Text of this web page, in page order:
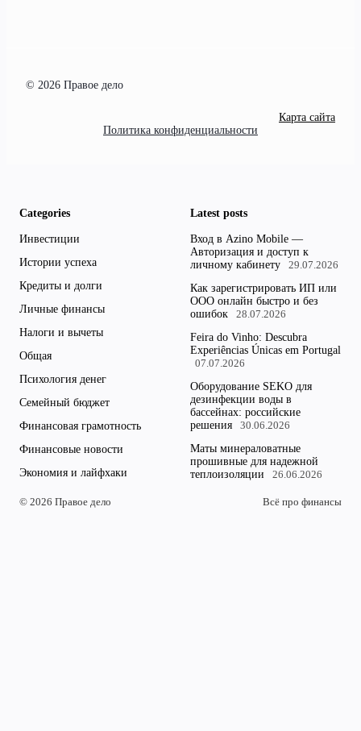
© 2026 Правое дело
Карта сайта
Политика конфиденциальности
Categories
Инвестиции
Истории успеха
Кредиты и долги
Личные финансы
Налоги и вычеты
Общая
Психология денег
Семейный бюджет
Финансовая грамотность
Финансовые новости
Экономия и лайфхаки
Latest posts
Вход в Azino Mobile —
Авторизация и доступ к
личному кабинету
29.07.2026
Как зарегистрировать ИП или
ООО онлайн быстро и без
ошибок
28.07.2026
Feira do Vinho: Descubra
Experiências Únicas em Portugal
07.07.2026
Оборудование SEKO для
дезинфекции воды в
бассейнах: российские
решения
30.06.2026
Маты минераловатные
прошивные для надежной
теплоизоляции
26.06.2026
© 2026 Правое дело Всё про финансы